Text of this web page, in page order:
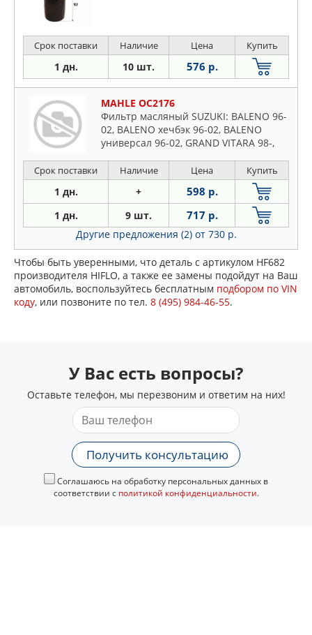
Срок поставки Наличие Цена Купить
1 дн. 10 шт. 576 р.
MAHLE OC2176
Фильтр масляный SUZUKI: BALENO 96-
02, BALENO хечбэк 96-02, BALENO
универсал 96-02, GRAND VITARA 98-,
LIANA 02-, LIANA
Срок поставки Наличие Цена Купить
1 дн. + 598 р.
1 дн. 9 шт. 717 р.
Другие предложения (2) от 730 р.
Чтобы быть уверенными, что деталь с артикулом HF682
производителя HIFLO, а также ее замены подойдут на Ваш
автомобиль, воспользуйтесь бесплатным подбором по VIN
коду, или позвоните по тел. 8 (495) 984-46-55.
У Вас есть вопросы?
Оставьте телефон, мы перезвоним и ответим на них!
Получить консультацию
Соглашаюсь на обработку персональных данных в
соответствии с политикой конфиденциальности.